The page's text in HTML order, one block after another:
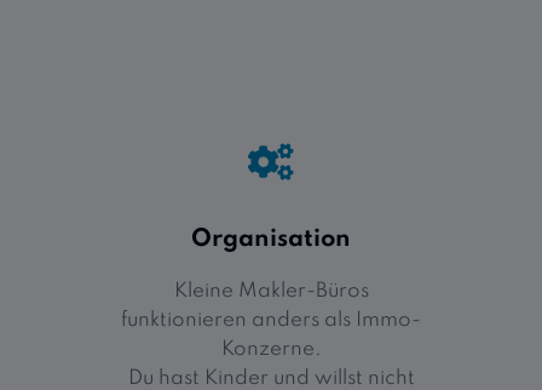
Organisation
Kleine Makler-Büros
funktionieren anders als Immo-
Konzerne.
Du hast Kinder und willst nicht